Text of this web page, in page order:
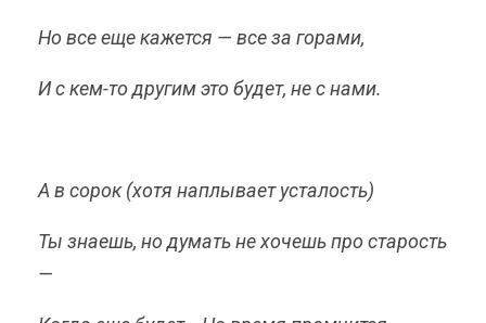
Но все еще кажется — все за горами,
И с кем-то другим это будет, не с нами.
А в сорок (хотя наплывает усталость)
Ты знаешь, но думать не хочешь про старость
—